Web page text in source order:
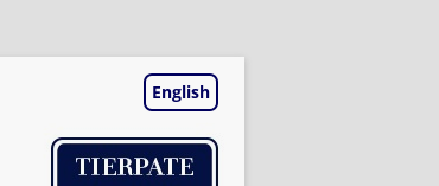
English